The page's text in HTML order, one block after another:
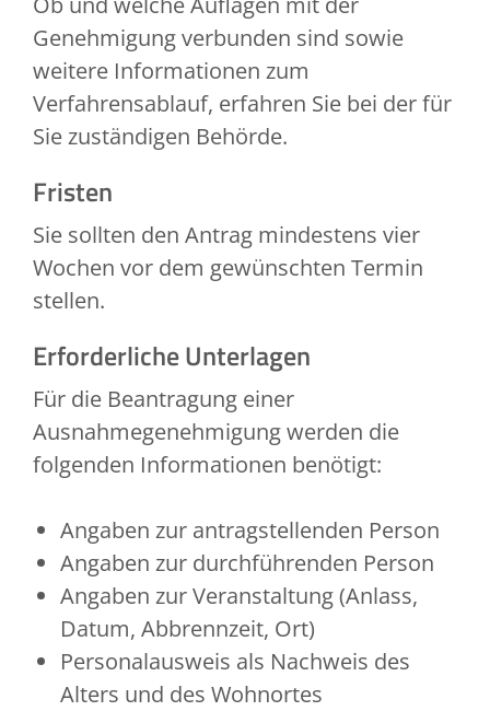
Genehmigung verbunden sind sowie
weitere Informationen zum
Verfahrensablauf, erfahren Sie bei derfür
Sie zuständigen Behörde.
Fristen
Sie sollten den Antrag mindestens vier
Wochen vor dem gewünschten Termin
stellen.
Erforderliche Unterlagen
Für die Beantragung einer
Ausnahmegenehmigung werden die
folgenden Informationen benötigt:
Angaben zur antragstellenden Person
Angaben zur durchführenden Person
Angaben zur Veranstaltung (Anlass,
Datum, Abbrennzeit, Ort)
Personalausweis als Nachweis des
Alters und des Wohnortes